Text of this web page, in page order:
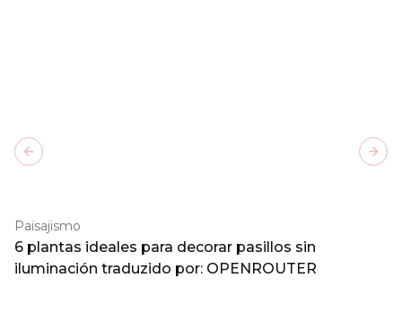
Paisajismo
6 plantas ideales para decorar pasillos sin
iluminación traduzido por: OPENROUTER
Previous slide